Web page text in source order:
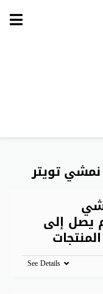
Skip
تويتر
يصل إلى
See Details